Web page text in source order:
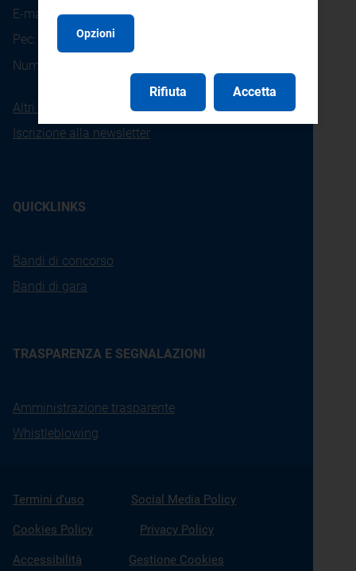
E-mail:info@arera.it
Pec:
protocollo@pec.arera.it
Numero verde consumatori:
Altri contatti
Iscrizione alla newsletter
QUICKLINKS
Bandi di concorso
Bandi di gara
TRASPARENZA E SEGNALAZIONI
Amministrazione trasparente
Whistleblowing
Termini d'uso Social Media Policy
Cookies Policy Privacy Policy
Accessibilità Gestione Cookies
Opzioni
Rifiuta Accetta